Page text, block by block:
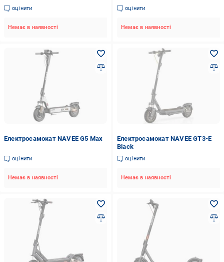
оцінити
Немає в наявності
оцінити
Немає в наявності
Електросамокат NAVEE G5 Max
оцінити
Немає в наявності
Електросамокат NAVEE GT3-E
Black
оцінити
Немає в наявності